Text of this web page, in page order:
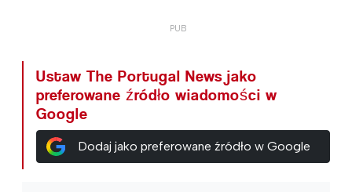
Ustaw The Portugal News jako
preferowane źródło wiadomości w
Google
Dodaj jako preferowane źródło w Google